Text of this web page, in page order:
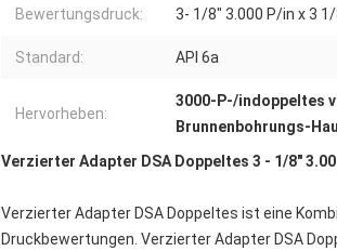
Bewertungsdruck: 3- 1/8" 3.000 P/in x 3
Standard: API 6a
Hervorheben:
3000-P-/indoppeltes
Brunnenbohrungs-
Verzierter Adapter DSA Doppeltes 3 - 1/8"
Verzierter Adapter DSA Doppeltes ist eine
Druckbewertungen. Verzierter Adapter DSA